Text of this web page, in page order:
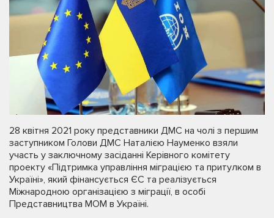
28 квітня 2021 року представники ДМС на чолі з першим
заступником Голови ДМС Наталією Науменко взяли
участь у заключному засіданні Керівного комітету
проекту «Підтримка управління міграцією та притулком в
Україні», який фінансується ЄС та реалізується
Міжнародною організацією з міграції, в особі
Представництва МОМ в Україні.